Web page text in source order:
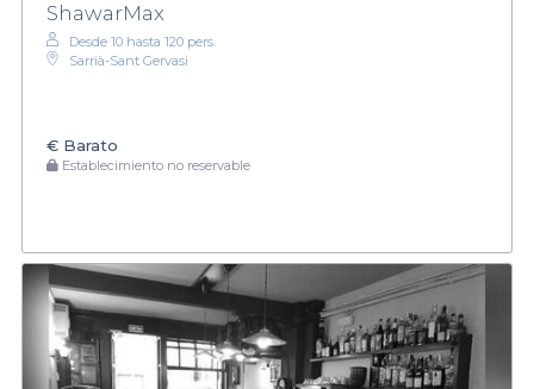
ShawarMax
Desde 10 hasta 120 pers.
Sarrià-Sant Gervasi
€ Barato
Establecimiento no reservable